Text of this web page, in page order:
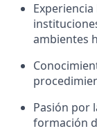
ambientes
Pasión por
formación